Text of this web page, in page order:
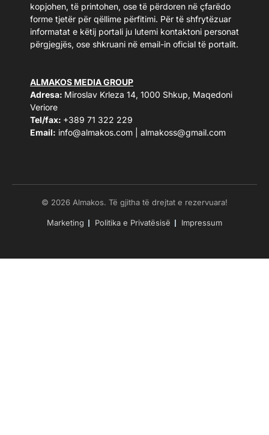
kopjohen, të printohen, ose të përdoren në çfarëdo
forme tjetër për qëllime përfitimi. Për të shfrytëzuar
informatat e këtij portali ju lutemi kontaktoni personat
përgjegjës, ose shkruani në email-in oficial të portalit.
ALMAKOS MEDIA GROUP
Adresa: Miroslav Krleza 14, 1000 Shkup, Maqedoni
Veriore
Tel/fax: +389 71 322 229
Email: info@almakos.com almakoss@gmail.com
© 2026 Almakos. Të gjitha të drejtat e rezervuara!
Marketing Politika e Privatësisë Impressum